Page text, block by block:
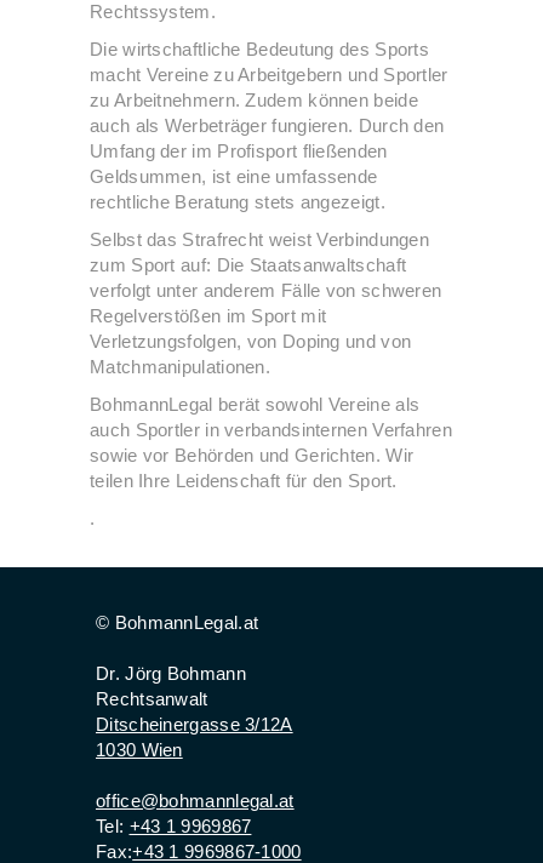
Rechtssystem.
Die wirtschaftliche Bedeutung des Sports
macht Vereine zu Arbeitgebern und Sportler
zu Arbeitnehmern. Zudem können beide
auch als Werbeträger fungieren. Durch den
Umfang der im Profisport fließenden
Geldsummen, ist eine umfassende
rechtliche Beratung stets angezeigt.
Selbst das Strafrecht weist Verbindungen
zum Sport auf: Die Staatsanwaltschaft
verfolgt unter anderem Fälle von schweren
Regelverstößen im Sport mit
Verletzungsfolgen, von Doping und von
Matchmanipulationen.
BohmannLegal berät sowohl Vereine als
auch Sportler in verbandsinternen Verfahren
sowie vor Behörden und Gerichten. Wir
teilen Ihre Leidenschaft für den Sport.
.
© BohmannLegal.at
Dr. Jörg Bohmann
Rechtsanwalt
Ditscheinergasse 3/12A
1030 Wien
office@bohmannlegal.at
Tel: +43 1 9969867
Fax:+43 1 9969867-1000